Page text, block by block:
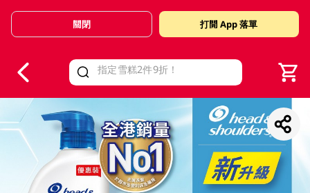
Valid Until 30 June 2026
關閉 打開 App 落單